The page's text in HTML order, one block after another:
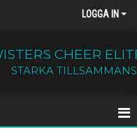
LOGGA IN
CHEER
STARKA TILLSAMMANS